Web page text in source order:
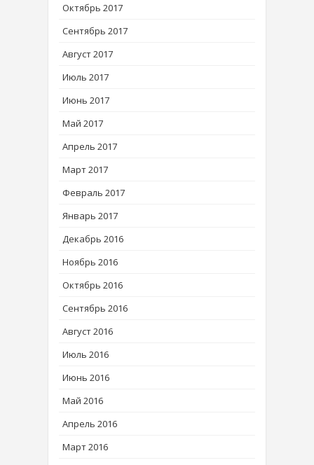
Октябрь 2017
Сентябрь 2017
Август 2017
Июль 2017
Июнь 2017
Май 2017
Апрель 2017
Март 2017
Февраль 2017
Январь 2017
Декабрь 2016
Ноябрь 2016
Октябрь 2016
Сентябрь 2016
Август 2016
Июль 2016
Июнь 2016
Май 2016
Апрель 2016
Март 2016